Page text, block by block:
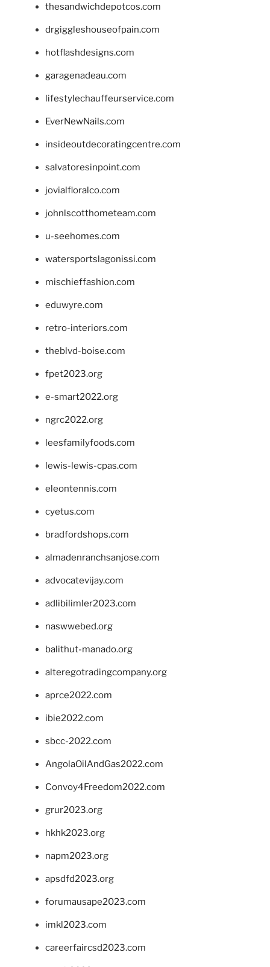
thesandwichdepotcos.com
drgiggleshouseofpain.com
hotflashdesigns.com
garagenadeau.com
lifestylechauffeurservice.com
EverNewNails.com
insideoutdecoratingcentre.com
salvatoresinpoint.com
jovialfloralco.com
johnlscotthometeam.com
u-seehomes.com
watersportslagonissi.com
mischieffashion.com
eduwyre.com
retro-interiors.com
theblvd-boise.com
fpet2023.org
e-smart2022.org
ngrc2022.org
leesfamilyfoods.com
lewis-lewis-cpas.com
eleontennis.com
cyetus.com
bradfordshops.com
almadenranchsanjose.com
advocatevijay.com
adlibilimler2023.com
naswwebed.org
balithut-manado.org
alteregotradingcompany.org
aprce2022.com
ibie2022.com
sbcc-2022.com
AngolaOilAndGas2022.com
Convoy4Freedom2022.com
grur2023.org
hkhk2023.org
napm2023.org
apsdfd2023.org
forumausape2023.com
imkl2023.com
careerfaircsd2023.com